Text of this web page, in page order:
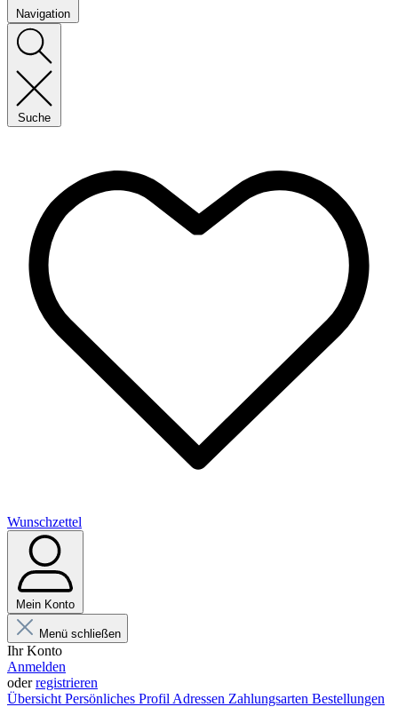
Navigation
Suche
Wunschzettel
Mein Konto
Menü schließen
Ihr Konto
Anmelden
oderregistrieren
Übersicht Persönliches Profil Adressen Zahlungsarten Bestellungen